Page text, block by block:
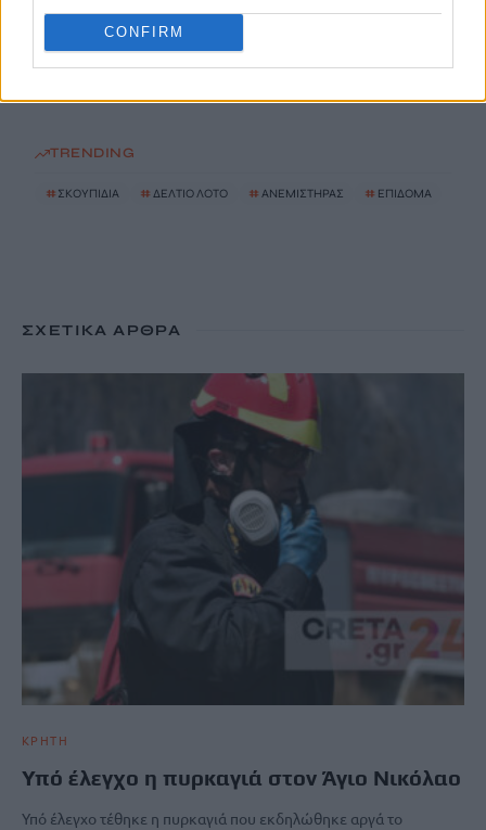
CONFIRM
Φειδίας Παναγιώτου: Αντιδράσεις για την εμφάνισή του με
9 Αυγούστου, 2026
TRENDING
# ΣΚΟΥΠΙΔΙΑ # ΔΕΛΤΙΟ ΛΟΤΟ # ΑΝΕΜΙΣΤΗΡΑΣ # ΕΠΙΔΟΜΑ
ΣΧΕΤΙΚΆ ΆΡΘΡΑ
ΚΡΗΤΗ
Υπό έλεγχο η πυρκαγιά στον Άγιο Νικόλαο
Υπό έλεγχο τέθηκε η πυρκαγιά που εκδηλώθηκε αργά το